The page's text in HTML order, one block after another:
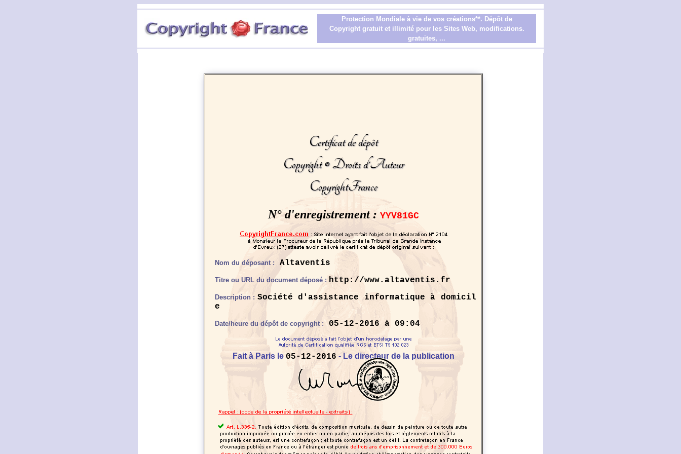
Protection Mondiale à vie de vos créations**. Dépôt de
Copyright gratuit et illimité pour les Sites Web, modifications.
gratuites, ...
Certificat de dépôt
Copyright © Droits d'Auteur
CopyrightFrance
N° d'enregistrement : YYV81GC
Nom du déposant : Altaventis
Titre ou URL du document déposé : http://www.altaventis.fr
Description : Société d'assistance informatique à domicil
e
Date/heure du dépôt de copyright : 05-12-2016 à 09:04
Fait à Paris le 05-12-2016 - Le directeur de la publication